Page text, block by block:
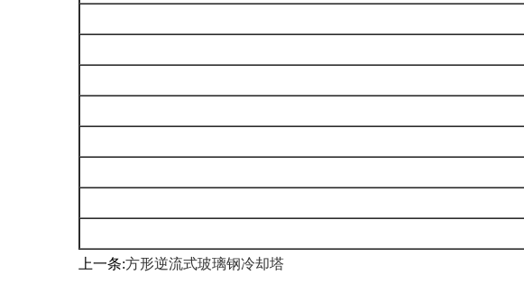
上一条:方形逆流式玻璃钢冷却塔